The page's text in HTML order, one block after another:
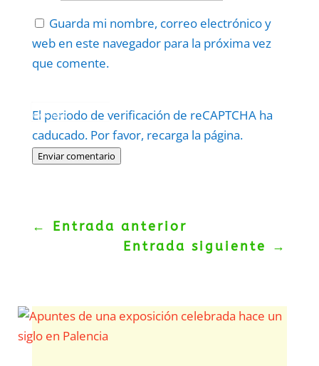
Guarda mi nombre, correo electrónico y
web en este navegador para la próxima vez
que comente.
El periodo de verificación de reCAPTCHA ha
caducado. Por favor, recarga la página.
Enviar comentario
Politica–Términos.
← Entrada anterior
Entrada siguiente
→